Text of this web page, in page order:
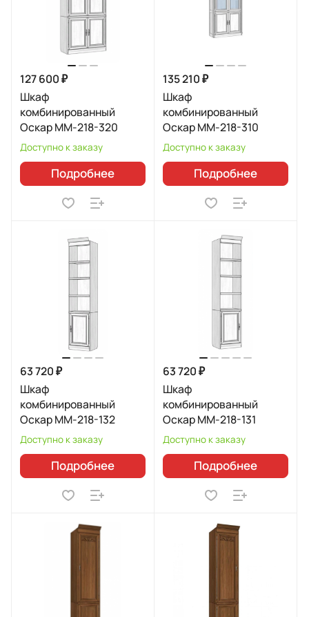
127 600 ₽
Шкаф
комбинированный
Оскар ММ-218-320
Доступно к заказу
Подробнее
135 210 ₽
Шкаф
комбинированный
Оскар ММ-218-310
Доступно к заказу
Подробнее
63 720 ₽
Шкаф
комбинированный
Оскар ММ-218-132
Доступно к заказу
Подробнее
63 720 ₽
Шкаф
комбинированный
Оскар ММ-218-131
Доступно к заказу
Подробнее